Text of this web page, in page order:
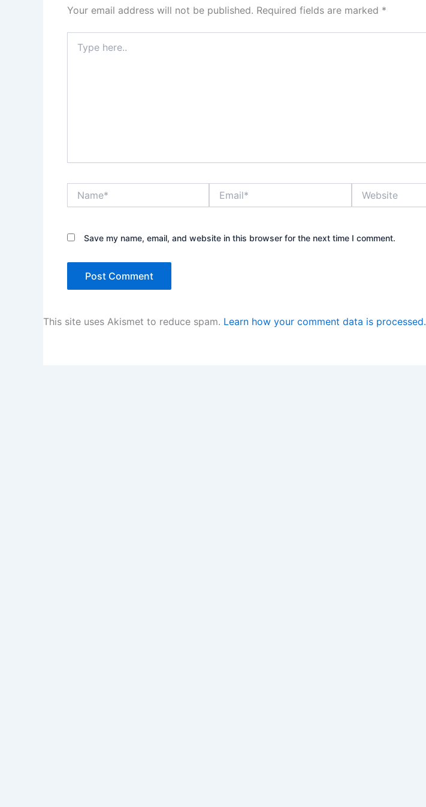
Your email address will not be published. Required fields are marked *
here..
Save my name, email, and website in this browser for the next time I comment.
This site uses Akismet to reduce spam. Learn how your comment data is processed.